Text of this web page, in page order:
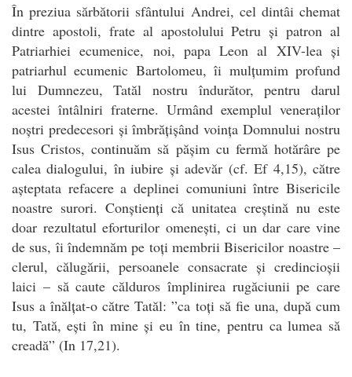
În preziua sărbătorii sfântului Andrei, cel dintâi chemat
dintre apostoli, frate al apostolului Petru și patron al
Patriarhiei ecumenice, noi, papa Leon al XIV-lea și
patriarhul ecumenic Bartolomeu, îi mulțumim profund
lui Dumnezeu, Tatăl nostru îndurător, pentru darul
acestei întâlniri fraterne. Urmând exemplul veneraților
noștri predecesori și îmbrățișând voința Domnului nostru
Isus Cristos, continuăm să pășim cu fermă hotărâre pe
calea dialogului, în iubire și adevăr (cf. Ef 4,15), către
așteptata refacere a deplinei comuniuni între Bisericile
noastre surori. Conștienți că unitatea creștină nu este
doar rezultatul eforturilor omenești, ci un dar care vine
de sus, îi îndemnăm pe toți membrii Bisericilor noastre –
clerul, călugării, persoanele consacrate și credincioșii
laici – să caute călduros împlinirea rugăciunii pe care
Isus a înălțat-o către Tatăl: ”ca toți să fie una, după cum
tu, Tată, ești în mine și eu în tine, pentru ca lumea să
creadă” (In 17,21).